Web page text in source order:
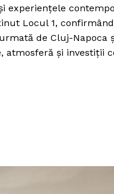
experiențele
Locul 1,
de Cluj-
și investiții